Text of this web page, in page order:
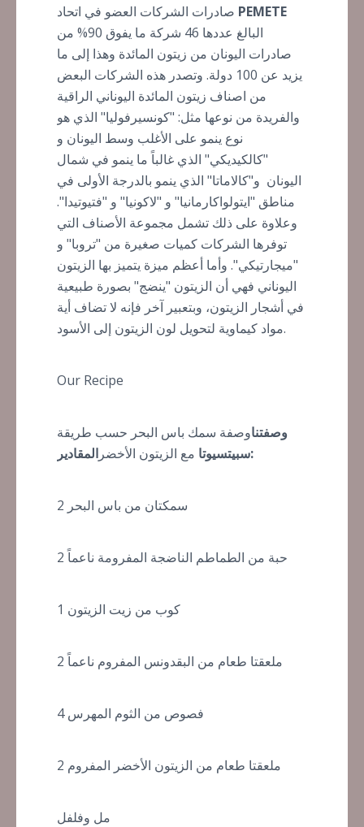
PEMETE
البالغ عددها 46 شركة ما يفوق 90% من
صادرات اليونان من زيتون المائدة وهذا إلى ما
يزيد عن 100 دولة. وتصدر هذه الشركات البعض
من اصناف زيتون المائدة اليوناني الراقية
والفريدة من نوعها مثل: "كونسيرفوليا" الذي هو
نوع ينمو على الأغلب وسط اليونان و
"كالكيديكي" الذي غالباً ما ينمو في شمال
اليونان و"كالاماتا" الذي ينمو بالدرجة الأولى في
مناطق "ايتولواكارمانيا" و "لاكونيا" و "فتيوتيدا".
وعلاوة على ذلك تشمل مجموعة الأصناف التي
توفرها الشركات كميات صغيرة من "تروبا" و
"ميجارتيكي". وأما أعظم ميزة يتميز بها الزيتون
اليوناني فهي أن الزيتون "ينضج" بصورة طبيعية
في أشجار الزيتون، وبتعبير آخر فإنه لا تضاف أية
مواد كيماوية لتحويل لون الزيتون إلى الأسود.
Our Recipe
وصفتناوصفة سمك باس البحر حسب طريقة
سبيتسيوتا مع الزيتون الأخضر المقادير:
2 سمكتان من باس البحر
2 حبة من الطماطم الناضجة المفرومة ناعماً
1 كوب من زيت الزيتون
2 ملعقتا طعام من البقدونس المفروم ناعماً
4 فصوص من الثوم المهرس
2 ملعقتا طعام من الزيتون الأخضر المفروم
مل وفلفل